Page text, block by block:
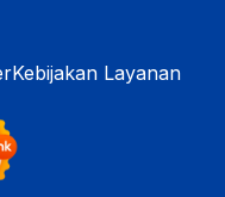
Kebijakan Layanan